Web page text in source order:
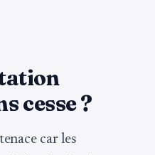
cesse ?
car les